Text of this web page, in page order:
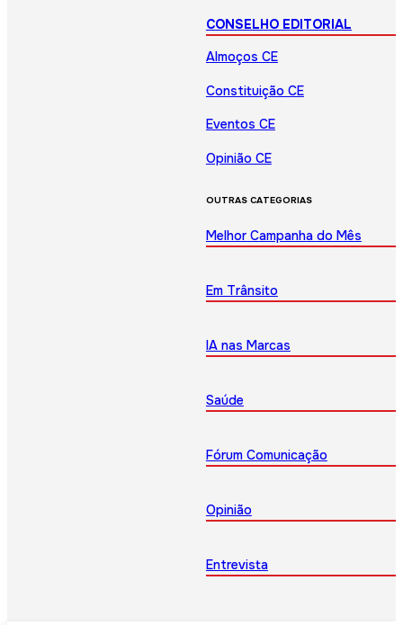
CONSELHO EDITORIAL
Almoços CE
Constituição CE
Eventos CE
Opinião CE
OUTRAS CATEGORIAS
Melhor Campanha do Mês
Em Trânsito
IA nas Marcas
Saúde
Fórum Comunicação
Opinião
Entrevista